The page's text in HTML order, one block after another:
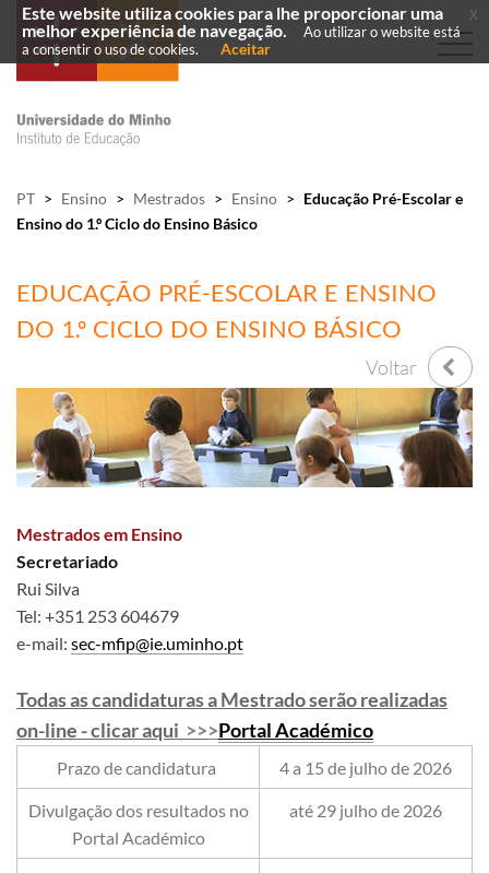
PT > Ensino > Mestrados > Ensino > Educação Pré-Escolar e
Ensino do 1.º Ciclo do Ensino Básico
EDUCAÇÃO PRÉ-ESCOLAR E ENSINO
DO 1.º CICLO DO ENSINO BÁSICO
Voltar
Mestrados em Ensino
Secretariado
Rui Silva
Tel: +351 253 604679
e-mail: sec-mfip@ie.uminho.pt
Todas as candidaturas a Mestrado serão realizadas
on-line - clicar aqui >>>Porta​l Académico
Prazo de candidatura 4 a 15 de julho de 2026
​​Divulgação dos resultados no
Portal Académico
até 29 julho de 2026
Este website utiliza cookies para lhe proporcionar uma
melhor experiência de navegação.
Ao utilizar o website está
a consentir o uso de cookies.
Aceitar
x